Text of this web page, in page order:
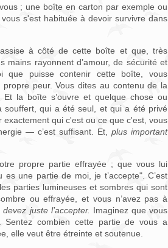
; une boîte en carton par exemple ou
s'est habituée à devoir survivre dans
à côté de cette boîte et que, très
mains rayonnent d’amour, de sécurité et
que puisse contenir cette boîte, vous
propre peur. Vous dites au contenu de la
la boîte s’ouvre et quelque chose ou
souffert, qui a été seul, et qui a été privé
exactement qui c'est ou ce que c'est, vous
— c’est suffisant. Et, plus important
propre partie effrayée ; que vous lui
une partie de moi, je t’accepte". C’est
parties lumineuses et sombres qui sont
ou effrayée, et vous n’avez pas à
devez juste l’accepter. Imaginez que vous
Sentez combien cette partie de vous a
elle veut être étreinte et soutenue.